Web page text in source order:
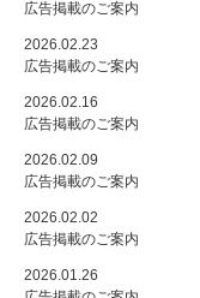
広告掲載のご案内
2026.02.23
広告掲載のご案内
2026.02.16
広告掲載のご案内
2026.02.09
広告掲載のご案内
2026.02.02
広告掲載のご案内
2026.01.26